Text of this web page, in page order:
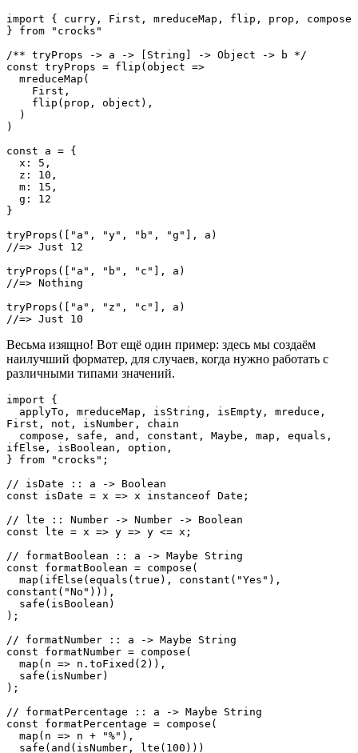
import { curry, First, mreduceMap, flip, prop, compose
} from "crocks"
/** tryProps -> a -> [String] -> Object -> b */
const tryProps = flip(object =>
)
const a = {
}
tryProps(["a", "y", "b", "g"], a)
//=> Just 12
tryProps(["a", "b", "c"], a)
//=> Nothing
tryProps(["a", "z", "c"], a)
//=> Just 10
Весьма изящно! Вот ещё один пример: здесь мы создаём
наилучший форматер, для случаев, когда нужно работать с
различными типами значений.
import {
First, not, isNumber, chain
ifElse, isBoolean, option,
} from "crocks";
// isDate :: a -> Boolean
const isDate = x => x instanceof Date;
// lte :: Number -> Number -> Boolean
const lte = x => y => y <= x;
// formatBoolean :: a -> Maybe String
const formatBoolean = compose(
constant("No"))),
);
// formatNumber :: a -> Maybe String
const formatNumber = compose(
);
// formatPercentage :: a -> Maybe String
const formatPercentage = compose(